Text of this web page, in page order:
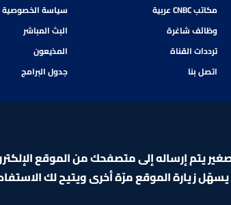
مكاتب CNBC عربية
وظائف شاغرة
ترددات القناة
اتصل بنا
سياسة الخصوصية
البث المباشر
المذيعون
جدول البرامج
يتم إرساله إلى متصفحك من الموقع
زيارة الموقع مرّة أخرى ويتيح لك